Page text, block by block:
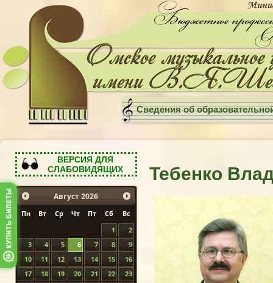
Сведения об
ВЕРСИЯ ДЛЯ
СЛАБОВИДЯЩИХ
Август 2026
Пн Вт Ср Чт Пт Сб
Вс
1
2
3
4 5 6 7 8
9
10
11 12 13 14 15
16
17
18 19 20 21 22
23
Тебенко